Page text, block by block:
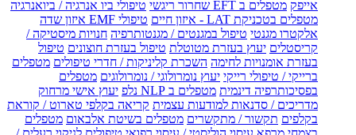
אייפק מטפלים ב EFT שחרור ריגשי
טיפולי ביו אנרגיה / ביואנרגיה
מטפלים בטכניקת LAT - איזון חיים
טיפולי EMF איזון שדה
אלקטרו מגנטי טיפול במגנטים / מגנטותרפיה חנויות מיסטיקה /
קריסטלים יעוץ בעזרת מטוטלת טיפול בעזרת חוצונים טיפול
בעזרת אומנויות לחימה השכרת קליניקות / חדרי טיפולים מטפלים
ברייקי / טיפולי רייקי יעוץ נומרולוגי / נומרולוגים מטפלים
בפסיכותרפיה דינמית מטפלים ב NLP נלפ
יעוץ אישי מרחוק
מדריכים / סדנאות למודעות עצמית קריאה בקלפי טארוט / קוראת
בקלפים תקשור / מתקשרים מטפלים בשיטת אלבאום מטפלים